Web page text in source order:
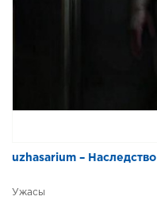
uzhasarium – Наследство
Ужасы